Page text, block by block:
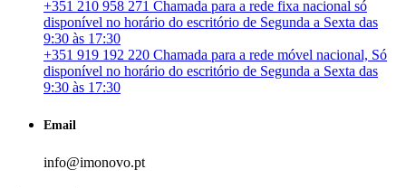
+351 210 958 271 Chamada para a rede fixa nacional só
disponível no horário do escritório de Segunda a Sexta das
9:30 às 17:30
+351 919 192 220 Chamada para a rede móvel nacional, Só
disponível no horário do escritório de Segunda a Sexta das
9:30 às 17:30
Email
info@imonovo.pt